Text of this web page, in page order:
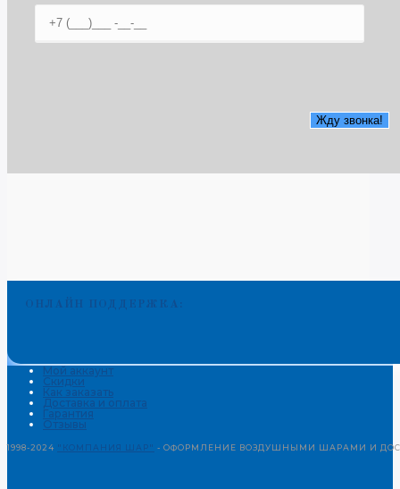
ОНЛАЙН ПОДДЕРЖКА:
Мой аккаунт
Скидки
Как заказать
Доставка и оплата
Гарантия
Отзывы
1998-2024 "КОМПАНИЯ ШАР" - ОФОРМЛЕНИЕ ВОЗДУШНЫМИ ШАРАМИ И